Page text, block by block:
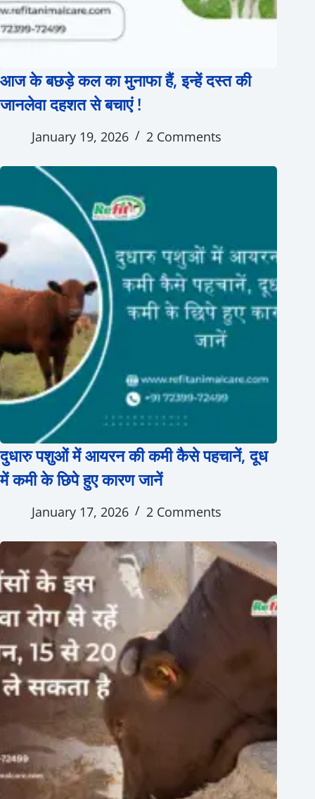
आज के बछड़े कल का मुनाफा हैं, इन्हें दस्त की
जानलेवा दहशत से बचाएं !
January 19, 2026 2 Comments
दुधारु पशुओं में आयरन की कमी कैसे पहचानें, दूध
में कमी के छिपे हुए कारण जानें
January 17, 2026 2 Comments